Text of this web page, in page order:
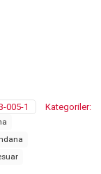
005-1
Kategoriler: